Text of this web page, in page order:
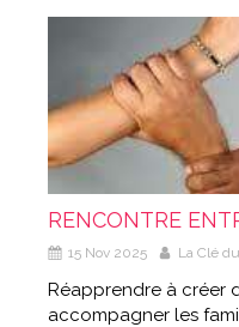
RENCONTRE
15 Nov 2025 La Clé
Réapprendre à créer
accompagner les